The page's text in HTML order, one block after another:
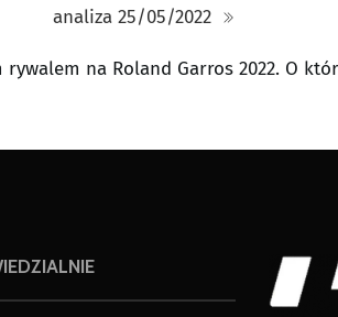
analiza 25/05/2022
na Roland Garros 2022. O